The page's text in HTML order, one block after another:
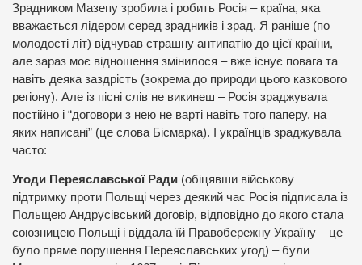
Зрадником Мазепу зробила і робить Росія – країна, яка
вважається лідером серед зрадників і зрад. Я раніше (по
молодості літ) відчував страшну антипатію до цієї країни,
але зараз моє відношення змінилося – вже існує повага та
навіть деяка заздрість (зокрема до природи цього казкового
регіону). Але із пісні слів не викинеш – Росія зраджувала
постійно і “договори з нею не варті навіть того паперу, на
яких написані” (це слова Бісмарка). І українців зраджувала
часто:
Угоди Переяславської Ради (обіцявши військову
підтримку проти Польщі через деякий час Росія підписала із
Польщею Андрусівський договір, відповідно до якого стала
союзницею Польщі і віддала їй Правобережну Україну – це
було пряме порушення Переяславських угод) – були